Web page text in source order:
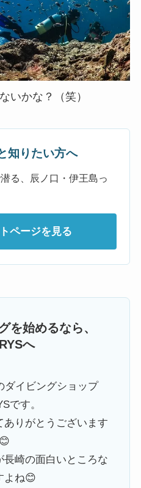
いかな？（笑）
知りたい方へ
る、辰ノ口・伊王島っ
ページを見る
を始めるなら、
へ
ダイビングショップ
です。
ありがとうございます
😊
長崎の面白いところな
よね😊